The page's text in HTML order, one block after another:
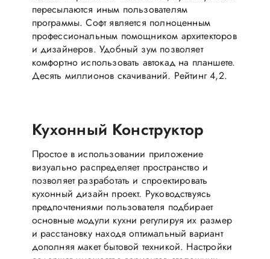
пересылаются иным пользователям
программы. Софт является полноценным
профессиональным помощником архитекторов
и дизайнеров. Удобный зум позволяет
комфортно использовать автокад на планшете.
Десять миллионов скачиваний. Рейтинг 4,2.
Кухонный Конструктор
Простое в использовании приложение
визуально распределяет пространство и
позволяет разработать и спроектировать
кухонный дизайн проект. Руководствуясь
предпочтениями пользователя подбирает
основные модули кухни регулируя их размер
и расстановку находя оптимальный вариант
дополняя макет бытовой техникой. Настройки